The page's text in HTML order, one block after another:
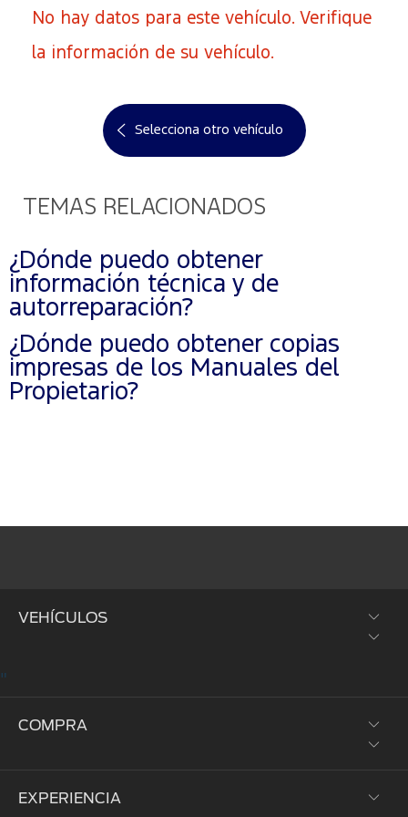
No hay datos para este vehículo. Verifique
la información de su vehículo.
Selecciona otro vehículo
TEMAS RELACIONADOS
¿Dónde puedo obtener
información técnica y de
autorreparación?
¿Dónde puedo obtener copias
impresas de los Manuales del
Propietario?
VEHÍCULOS
"
COMPRA
Prueba de Manejo
EXPERIENCIA